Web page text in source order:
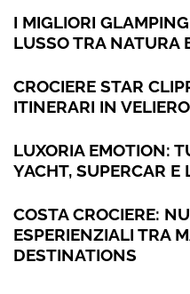
I MIGLIORI
LUSSO TRA NATURA
CROCIERE STAR
ITINERARI IN
LUXORIA EMOTION:
YACHT, SUPERCAR
COSTA CROCIERE:
ESPERIENZIALI TRA
DESTINATIONS